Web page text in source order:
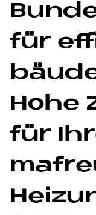
für
bäu­de
Hohe
für